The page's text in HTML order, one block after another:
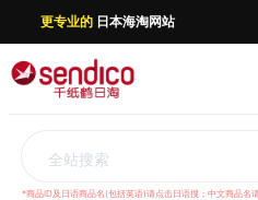
更专业的日本海淘网站
全站搜索
*商品ID及日语商品名(包括英语)请点击日语搜；中文商品名请